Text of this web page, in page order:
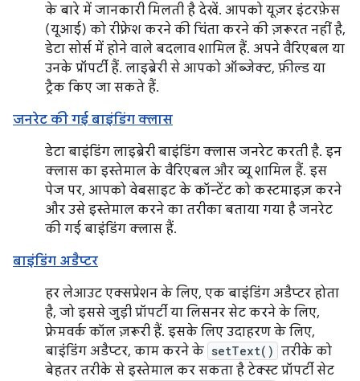
के बारे में जानकारी मिलती है देखें. आपको यूज़र इंटरफ़ेस
(यूआई) को रीफ़्रेश करने की चिंता करने की ज़रूरत नहीं है,
डेटा सोर्स में होने वाले बदलाव शामिल हैं. अपने वैरिएबल या
उनके प्रॉपर्टी हैं. लाइब्रेरी से आपको ऑब्जेक्ट, फ़ील्ड या
ट्रैक किए जा सकते हैं.
जनरेट की गई बाइंडिंग क्लास
डेटा बाइंडिंग लाइब्रेरी बाइंडिंग क्लास जनरेट करती है. इन
क्लास का इस्तेमाल के वैरिएबल और व्यू शामिल हैं. इस
पेज पर, आपको वेबसाइट के कॉन्टेंट को कस्टमाइज़ करने
और उसे इस्तेमाल करने का तरीका बताया गया है जनरेट
की गई बाइंडिंग क्लास हैं.
बाइंडिंग अडैप्टर
हर लेआउट एक्सप्रेशन के लिए, एक बाइंडिंग अडैप्टर होता
है, जो इससे जुड़ी प्रॉपर्टी या लिसनर सेट करने के लिए,
फ़्रेमवर्क कॉल ज़रूरी हैं. इसके लिए उदाहरण के लिए,
बाइंडिंग अडैप्टर, काम करने के setText() तरीके को
बेहतर तरीके से इस्तेमाल कर सकता है टेक्स्ट प्रॉपर्टी सेट